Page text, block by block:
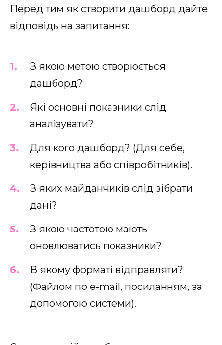
Перед тим як створити дашборд дайте
відповідь на запитання:
З якою метою створюється
дашборд?
Які основні показники слід
аналізувати?
Для кого дашборд? (Для себе,
керівництва або співробітників).
З яких майданчиків слід зібрати
дані?
З якою частотою мають
оновлюватись показники?
В якому форматі відправляти?
(Файлом по e-mail, посиланням, за
допомогою системи).